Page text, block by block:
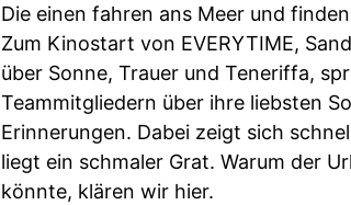
Die einen fahren ans Meer und
Zum Kinostart von EVERYTIME,
über Sonne, Trauer und Teneriffa,
Teammitgliedern über ihre liebsten
Erinnerungen. Dabei zeigt sich
liegt ein schmaler Grat. Warum der
könnte, klären wir hier.